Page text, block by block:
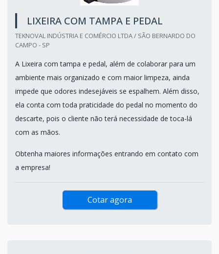
LIXEIRA COM TAMPA E PEDAL
TEKNOVAL INDÚSTRIA E COMÉRCIO LTDA / SÃO BERNARDO DO
CAMPO - SP
A Lixeira com tampa e pedal, além de colaborar para um
ambiente mais organizado e com maior limpeza, ainda
impede que odores indesejáveis se espalhem. Além disso,
ela conta com toda praticidade do pedal no momento do
descarte, pois o cliente não terá necessidade de toca-lá
com as mãos.
Obtenha maiores informações entrando em contato com
a empresa!
Cotar agora